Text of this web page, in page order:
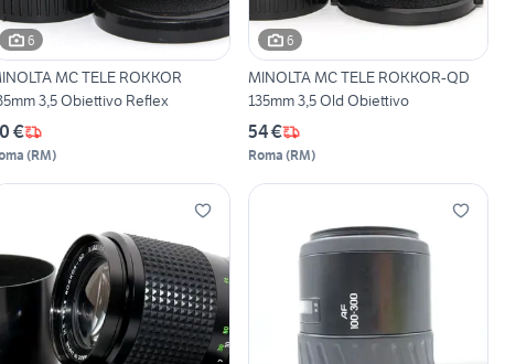
6
MC TELE ROKKOR
3,5 Obiettivo Reflex
€
(RM)
6
MINOLTA MC TELE ROKKOR-QD
135mm 3,5 Old Obiettivo
54 €
Roma (RM)